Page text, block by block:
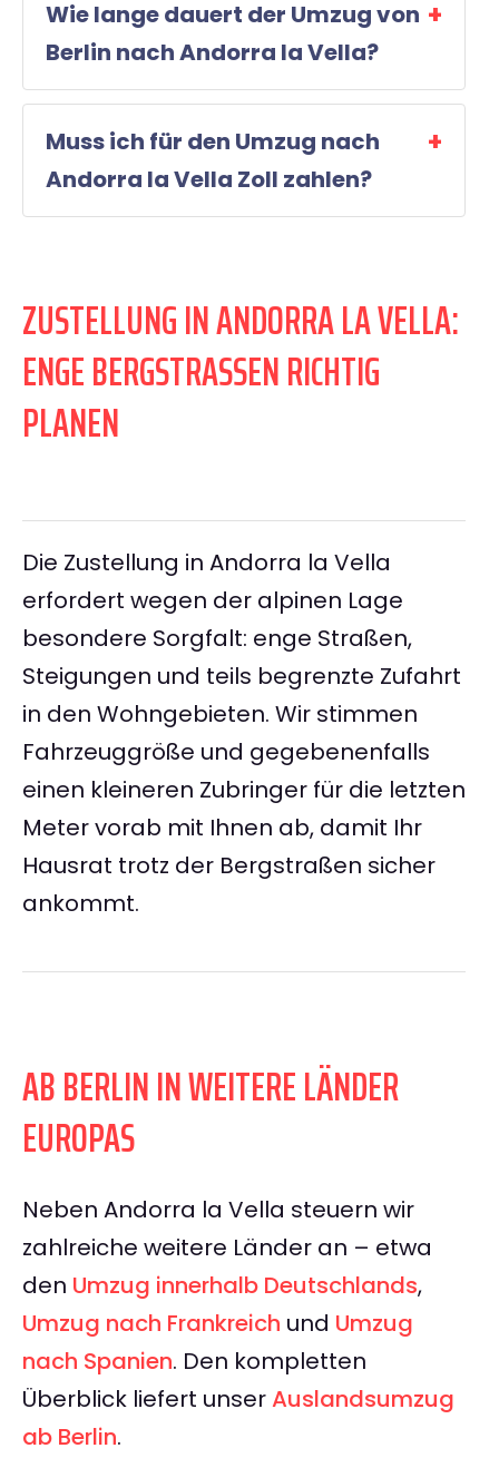
Wie lange dauert der Umzug von
Berlin nach Andorra la Vella?
Muss ich für den Umzug nach
Andorra la Vella Zoll zahlen?
ZUSTELLUNG IN ANDORRA LA VELLA:
ENGE BERGSTRASSEN RICHTIG P
LANEN
Die Zustellung in Andorra la Vella
erfordert wegen der alpinen Lage
besondere Sorgfalt: enge Straßen,
Steigungen und teils begrenzte Zufahrt
in den Wohngebieten. Wir stimmen
Fahrzeuggröße und gegebenenfalls
einen kleineren Zubringer für die letzten
Meter vorab mit Ihnen ab, damit Ihr
Hausrat trotz der Bergstraßen sicher
ankommt.
AB BERLIN IN WEITERE LÄNDER
EUROPAS
Neben Andorra la Vella steuern wir
zahlreiche weitere Länder an – etwa
den Umzug innerhalb Deutschlands,
Umzug nach Frankreich und Umzug
nach Spanien. Den kompletten
Überblick liefert unserAuslandsumzug
ab Berlin.